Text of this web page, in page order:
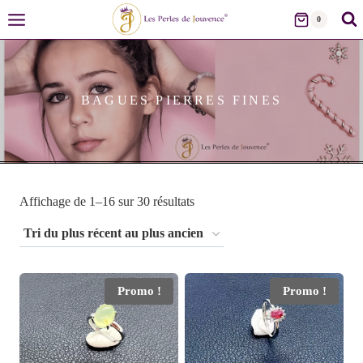
Skip
content
0
BAGUES PIERRES FINES
Affichage de 1–16 sur 30 résultatsTrié
plus
récent
au
plus
ancien
Promo ! Promo !